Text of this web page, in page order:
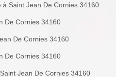
Saint Jean De Cornies 34160
De Cornies 34160
De Cornies 34160
De Cornies 34160
Jean De Cornies 34160